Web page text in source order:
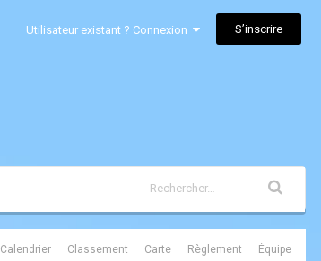
Utilisateur existant ? Connexion S’inscrire
Calendrier Classement Carte Règlement Équipe